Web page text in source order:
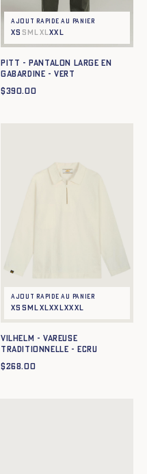
Ajout rapide au panier
XS S M XLXXL
Pitt - Pantalon large en
gabardine - VERT
$390.00
Ajout rapide au panier
XS S M L XLXXLXXXL
VILHELM - VAREUSE
TRADITIONNELLE - ECRU
$268.00